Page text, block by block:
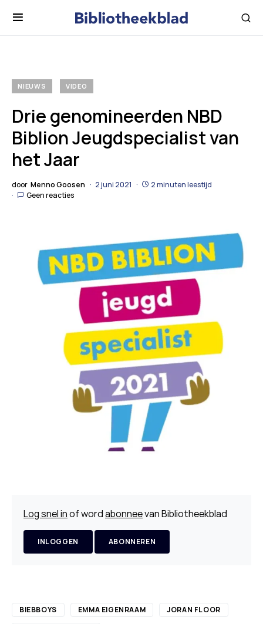
NIEUWS VIDEO
Drie genomineerden NBD
Biblion Jeugdspecialist van
het Jaar
door Menno Goosen 2 juni 2021
2 minuten leestijd
Geen reacties
Log snel inof wordabonneevan Bibliotheekblad
INLOGGEN ABONNEREN
BIEBBOYS EMMA EIGENRAAM
JORAN FLOOR